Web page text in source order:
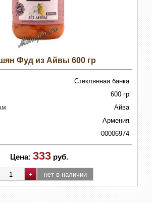
Фуд из Айвы 600 гр
Стеклянная банка
600 гр
Айва
Армения
00006974
Цена: 333 руб.